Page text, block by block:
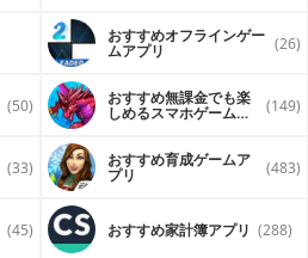
おすすめオフラインゲー
ムアプリ (26)
(50) おすすめ無課金でも楽
しめるスマホゲームア (149)
(33) おすすめ育成ゲームア
プリ (483)
(45) おすすめ家計簿アプリ (288)